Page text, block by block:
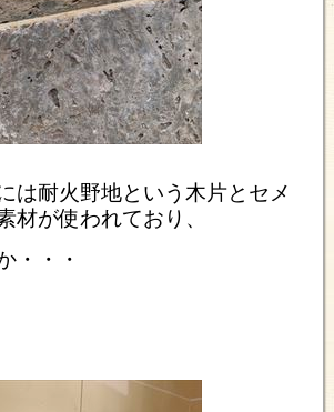
は耐火野地という木片とセメ
材が使われており、
・・・